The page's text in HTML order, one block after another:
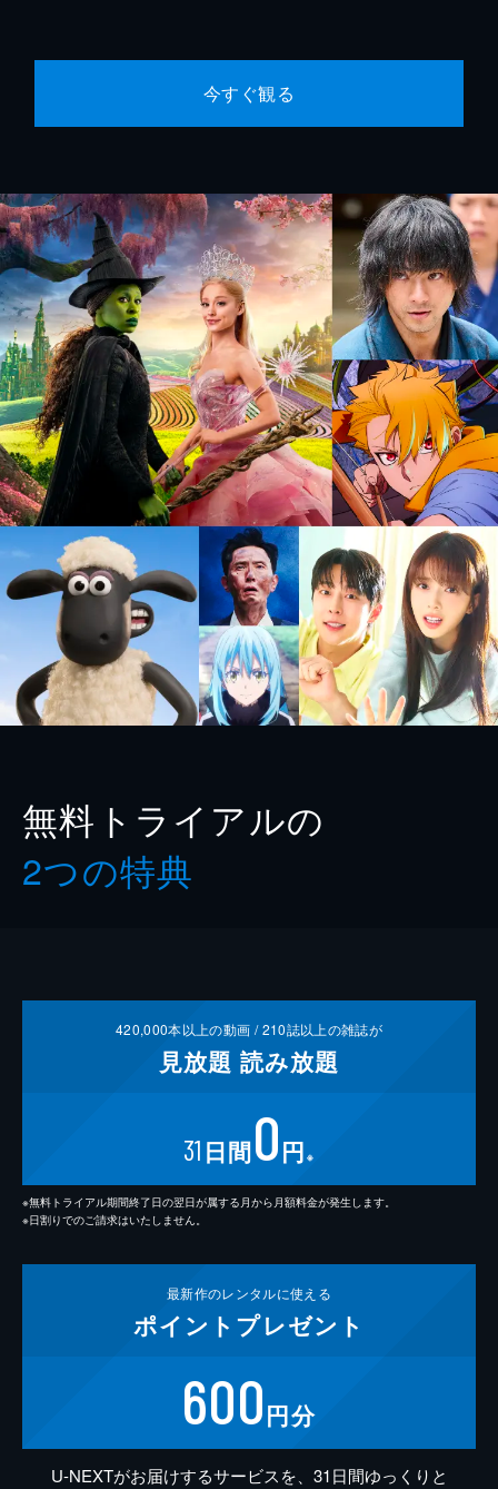
今すぐ観る
無料トライアルの
2つの特典
420,000本以上の動画 /210誌以上の雑誌が
見放題 読み放題
31 日間0円 ※
※無料トライアル期間終了日の翌日が属する月から月額料金が発生します。
※日割りでのご請求はいたしません。
最新作のレンタルに使える
ポイント プレゼント
600円分
U-NEXTがお届けするサービスを、31日間ゆっくりと